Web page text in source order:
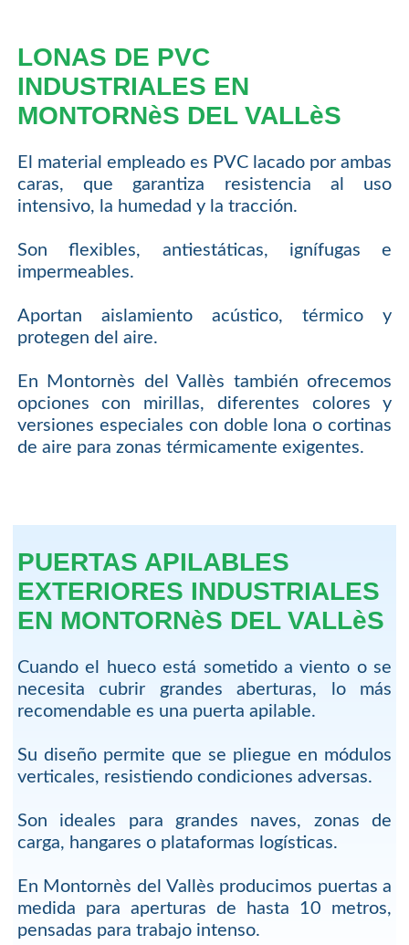
LONAS DE PVC
INDUSTRIALES EN
MONTORNèS DEL VALLèS
El material empleado es PVC lacado por ambas
caras, que garantiza resistencia al uso
intensivo, la humedad y la tracción.
Son flexibles, antiestáticas, ignífugas e
impermeables.
Aportan aislamiento acústico, térmico y
protegen del aire.
En Montornès del Vallès también ofrecemos
opciones con mirillas, diferentes colores y
versiones especiales con doble lona o cortinas
de aire para zonas térmicamente exigentes.
PUERTAS APILABLES
EXTERIORES INDUSTRIALES
EN MONTORNèS DEL VALLèS
Cuando el hueco está sometido a viento o se
necesita cubrir grandes aberturas, lo más
recomendable es una puerta apilable.
Su diseño permite que se pliegue en módulos
verticales, resistiendo condiciones adversas.
Son ideales para grandes naves, zonas de
carga, hangares o plataformas logísticas.
En Montornès del Vallès producimos puertas a
medida para aperturas de hasta 10 metros,
pensadas para trabajo intenso.